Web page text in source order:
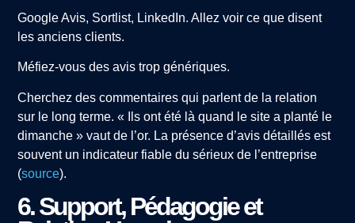
Google Avis, Sortlist, LinkedIn. Allez voir ce que disent
les anciens clients.
Méfiez-vous des avis trop génériques.
Cherchez des commentaires qui parlent de la relation
sur le long terme. « Ils ont été là quand le site a planté le
dimanche » vaut de l’or. La présence d’avis détaillés est
souvent un indicateur fiable du sérieux de l’entreprise
(source).
6. Support, Pédagogie et